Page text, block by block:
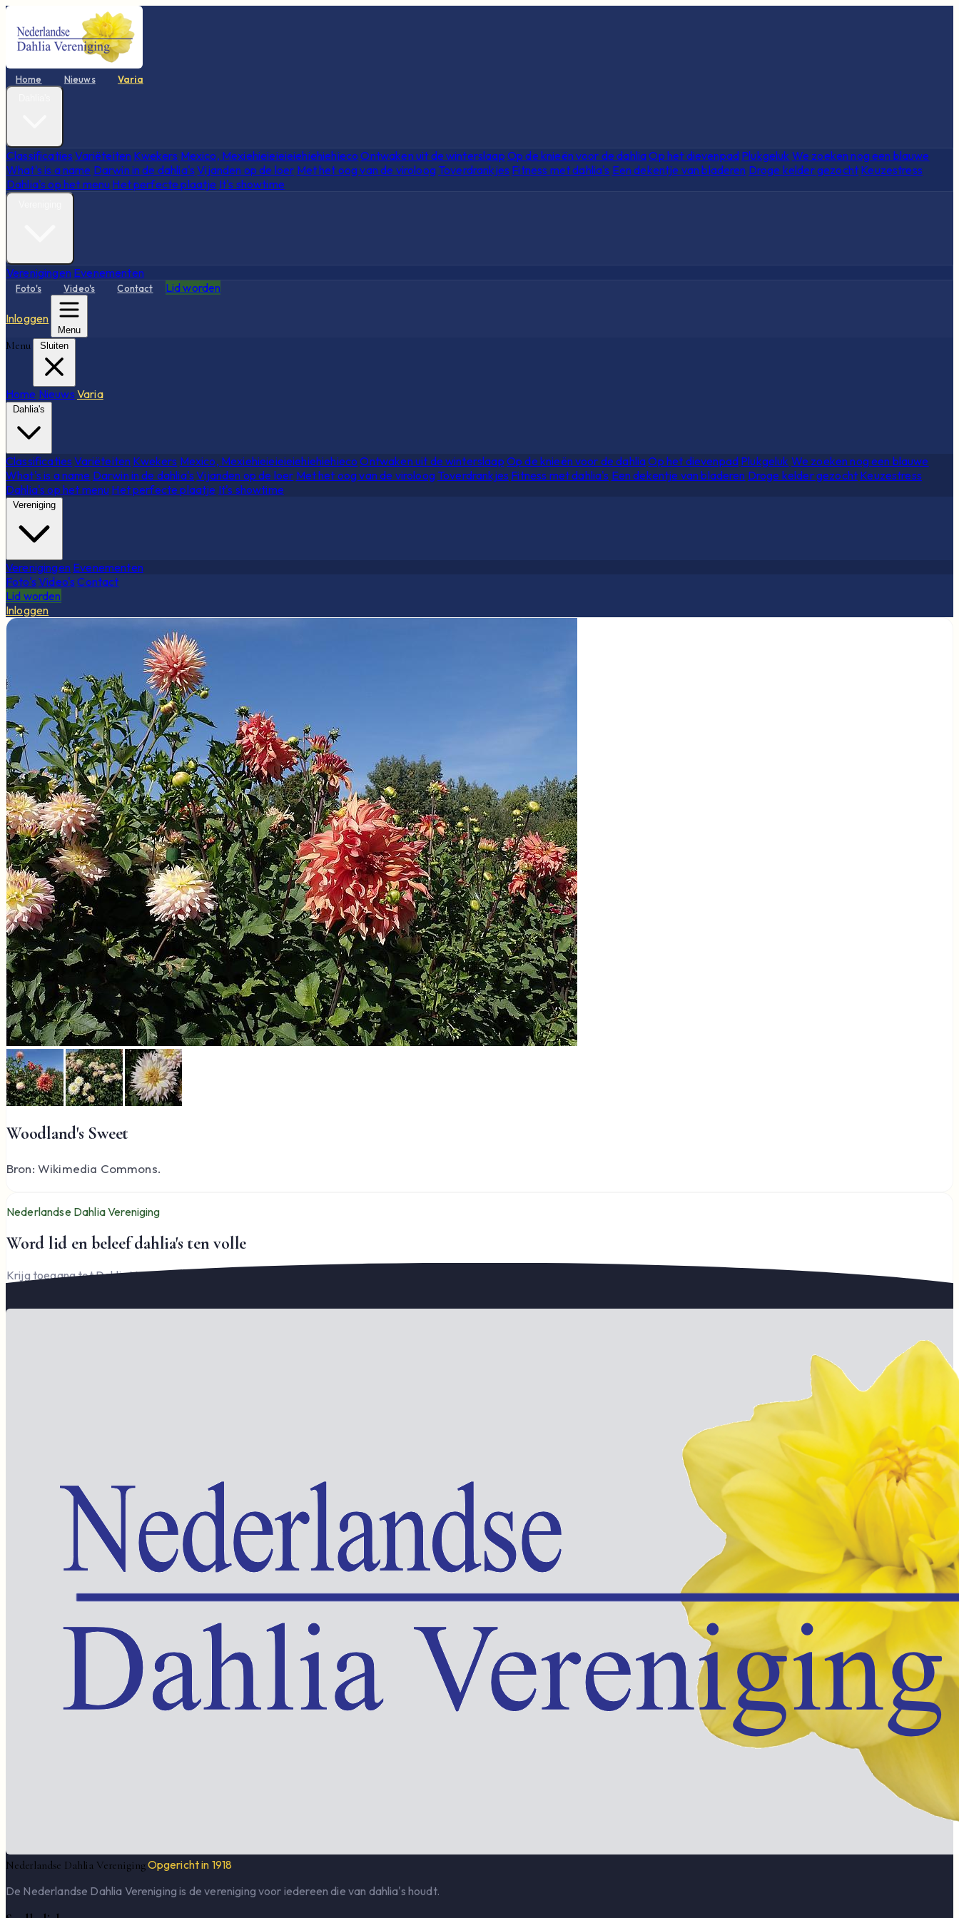
Home Nieuws Varia
Classificaties Variëteiten Kwekers Mexico, Mexiehieieieieiehiehiehieco Ontwaken uit de winterslaap Op de knieën voor de dahliaOp het dievenpad Plukgeluk We zoeken nog een blauwe
What's is a name Darwin in de dahlia's Vijanden op de loer Met het oog van de viroloog Toverdrankjes Fitness met dahlia's Een dekentje van bladeren Droge kelder gezocht Keuzestress
Dahlia's op het menu Het perfecte plaatje It's showtime
Verenigingen Evenementen
Foto's Video's Contact Lid worden
Inloggen
Menu
Menu Sluiten
Home Nieuws Varia
Dahlia's
Classificaties Variëteiten Kwekers Mexico, Mexiehieieieieiehiehiehieco Ontwaken uit de winterslaap Op de knieën voor de dahliaOp het dievenpad Plukgeluk We zoeken nog een blauwe
What's is a name Darwin in de dahlia's Vijanden op de loer Met het oog van de viroloog Toverdrankjes Fitness met dahlia's Een dekentje van bladeren Droge kelder gezocht Keuzestress
Dahlia's op het menu Het perfecte plaatje It's showtime
Vereniging
Verenigingen Evenementen
Foto's Video's Contact
Lid worden
Inloggen
Woodland's Sweet
Bron: Wikimedia Commons.
Nederlandse Dahlia Vereniging
Word lid en beleef dahlia's ten volle
Krijg toegang tot Dahlia Varia, documenten en het complete ledengedeelte — en steun de vereniging.
Nederlandse Dahlia VerenigingOpgericht in 1918
De Nederlandse Dahlia Vereniging is de vereniging voor iedereen die van dahlia's houdt.